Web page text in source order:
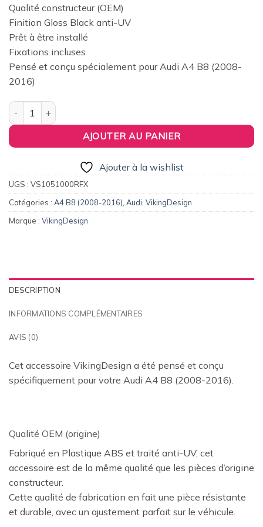
initial
était :
42,00€.
actuel
est :
Qualité constructeur (OEM)
Finition Gloss Black anti-UV
Prêt à être installé
Fixations incluses
Pensé et conçu spécialement pour Audi A4 B8 (2008-
2016)
quantité de Paupières de phares '08-'11 (seulement pour
AJOUTER AU PANIER
Ajouter à la wishlist
UGS : VS1051000RFX
Catégories : A4 B8 (2008-2016) Audi VikingDesign
Marque : VikingDesign
DESCRIPTION
INFORMATIONS COMPLÉMENTAIRES
AVIS (0)
Cet accessoire VikingDesign a été pensé et conçu
spécifiquement pour votre Audi A4 B8 (2008-2016).
Qualité OEM (origine)
Fabriqué en Plastique ABS et traité anti-UV, cet
accessoire est de la même qualité que les pièces d’origine
constructeur.
Cette qualité de fabrication en fait une pièce résistante
et durable, avec un ajustement parfait sur le véhicule.